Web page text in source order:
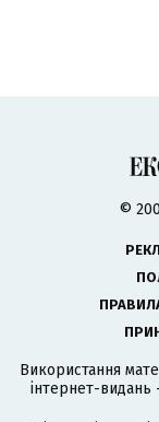
©
Використання
інтернет-видань